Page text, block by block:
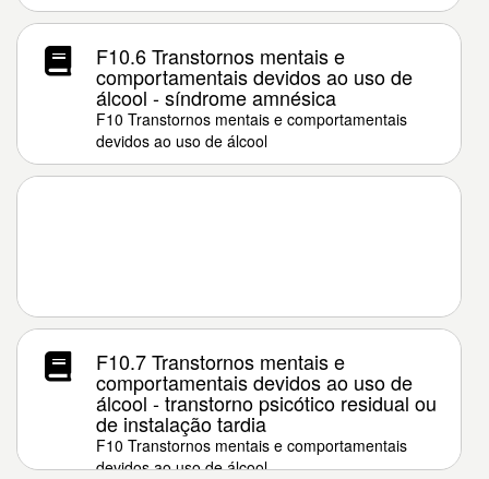
F10.6 Transtornos mentais e
comportamentais devidos ao uso de
álcool - síndrome amnésica
F10 Transtornos mentais e comportamentais
devidos ao uso de álcool
F10.7 Transtornos mentais e
comportamentais devidos ao uso de
álcool - transtorno psicótico residual ou
de instalação tardia
F10 Transtornos mentais e comportamentais
devidos ao uso de álcool